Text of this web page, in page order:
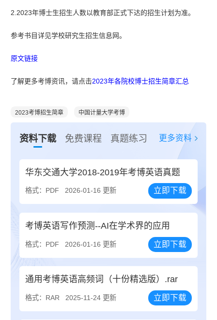
2.2023年博士生招生人数以教育部正式下达的招生计划为准。
参考书目详见学校研究生招生信息网。
原文链接
了解更多考博资讯，请点击2023年各院校博士招生简章汇总
2023考博招生简章 中国计量大学考博
资料下载 免费课程 真题练习 更多资料
华东交通大学2018-2019年考博英语真题
格式：PDF 2026-01-16 更新 立即下载
考博英语写作预测--AI在学术界的应用
格式：PDF 2026-01-16 更新 立即下载
通用考博英语高频词（十份精选版）.rar
格式：RAR 2025-11-24 更新 立即下载